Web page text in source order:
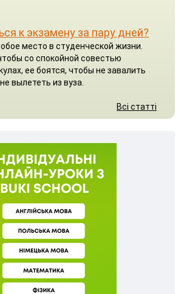
к экзамену за пару дней?
место в студенческой жизни.
со спокойной совестью
ее боятся, чтобы не завалить
вылететь из вуза.
Всі статті